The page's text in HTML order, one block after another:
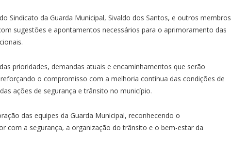
Sindicato da Guarda Municipal, Sivaldo dos Santos, e outros membros
sugestões e apontamentos necessários para o aprimoramento das
prioridades, demandas atuais e encaminhamentos que serão
o compromisso com a melhoria contínua das condições de
ações de segurança e trânsito no município.
das equipes da Guarda Municipal, reconhecendo o
com a segurança, a organização do trânsito e o bem-estar da